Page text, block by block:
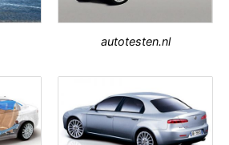
autotesten.nl